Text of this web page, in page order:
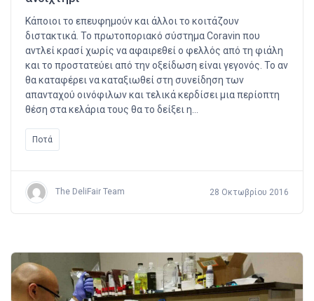
Κάποιοι το επευφημούν και άλλοι το κοιτάζουν
διστακτικά. Το πρωτοποριακό σύστημα Coravin που
αντλεί κρασί χωρίς να αφαιρεθεί ο φελλός από τη φιάλη
και το προστατεύει από την οξείδωση είναι γεγονός. Το αν
θα καταφέρει να καταξιωθεί στη συνείδηση των
απανταχού οινόφιλων και τελικά κερδίσει μια περίοπτη
θέση στα κελάρια τους θα το δείξει η…
Ποτά
The DeliFair Team 28 Οκτωβρίου 2016